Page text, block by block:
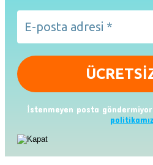
İstenmeyen posta